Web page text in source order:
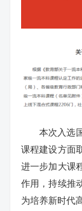
本次入选
课程建设方面
进一步加大课
作用，持续推
为培养新时代